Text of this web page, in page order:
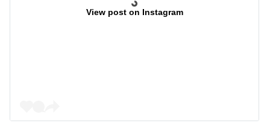
View post on Instagram